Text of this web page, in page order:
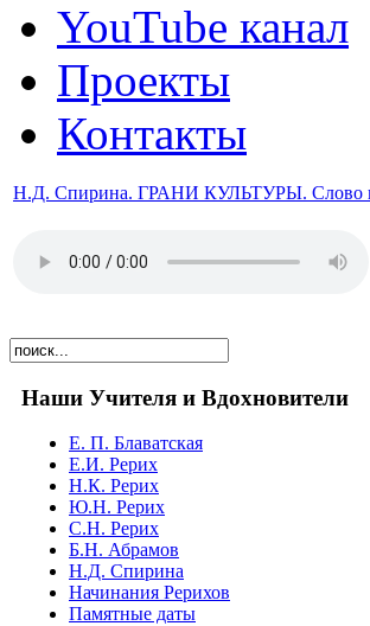
YouTube канал
Проекты
Контакты
Н.Д. Спирина. ГРАНИ КУЛЬТУРЫ. Слово в
Наши Учителя и Вдохновители
Е. П. Блаватская
Е.И. Рерих
Н.К. Рерих
Ю.Н. Рерих
С.Н. Рерих
Б.Н. Абрамов
Н.Д. Спирина
Начинания Рерихов
Памятные даты